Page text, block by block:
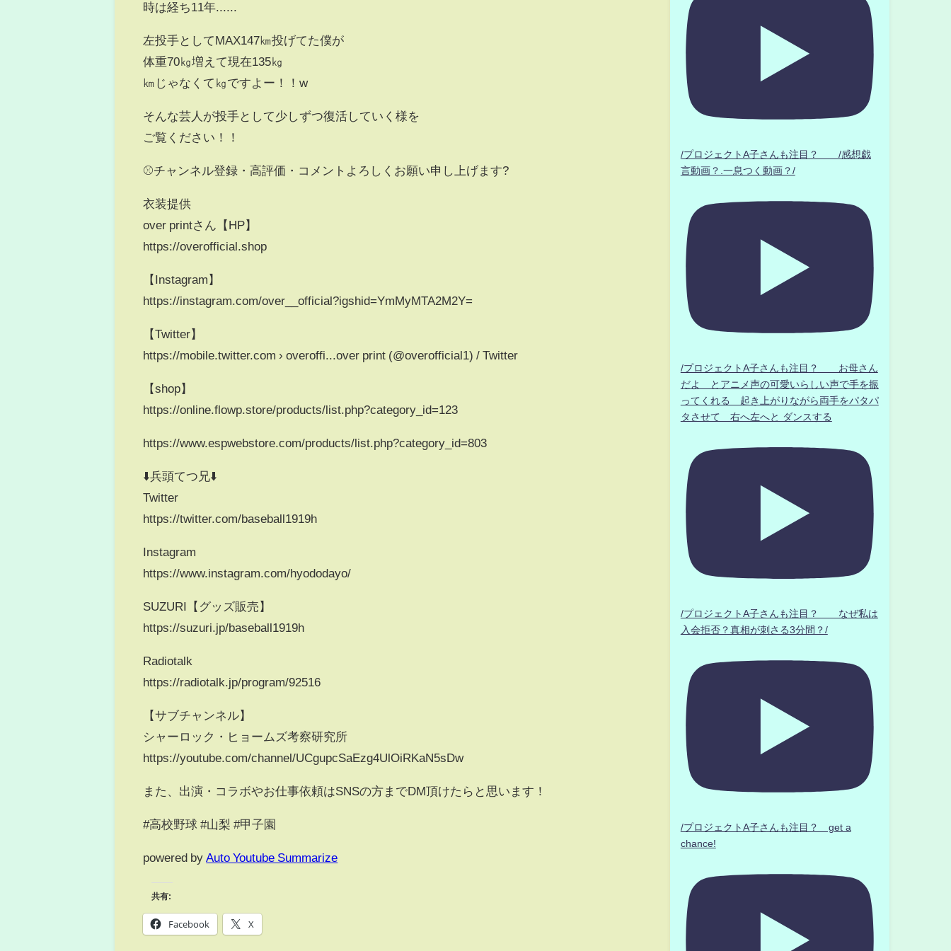
時は経ち11年......
左投手としてMAX147㎞投げてた僕が
体重70㎏増えて現在135㎏
㎞じゃなくて㎏ですよー！！w
そんな芸人が投手として少しずつ復活していく様を
ご覧ください！！
⚾️チャンネル登録・高評価・コメントよろしくお願い申し上げます?
衣装提供
over printさん【HP】
https://overofficial.shop
【Instagram】
https://instagram.com/over__official?igshid=YmMyMTA2M2Y=
【Twitter】
https://mobile.twitter.com › overoffi...over print (@overofficial1) / Twitter
【shop】
https://online.flowp.store/products/list.php?category_id=123
https://www.espwebstore.com/products/list.php?category_id=803
⬇️兵頭てつ兄⬇️
Twitter
https://twitter.com/baseball1919h
Instagram
https://www.instagram.com/hyododayo/
SUZURI【グッズ販売】
https://suzuri.jp/baseball1919h
Radiotalk
https://radiotalk.jp/program/92516
【サブチャンネル】
シャーロック・ヒョームズ考察研究所
https://youtube.com/channel/UCgupcSaEzg4UlOiRKaN5sDw
また、出演・コラボやお仕事依頼はSNSの方までDM頂けたらと思います！
#高校野球 #山梨 #甲子園
powered by Auto Youtube Summarize
共有:
Facebook X
/プロジェクトA子さんも注目？ /感想戯
言動画？.一息つく動画？/
/プロジェクトA子さんも注目？ お母さん
だよ とアニメ声の可愛いらしい声で手を振
ってくれる 起き上がりながら両手をパタパ
タさせて 右へ左へと ダンスする
/プロジェクトA子さんも注目？ なぜ私は
入会拒否？真相が刺さる3分間？/
/プロジェクトA子さんも注目？ get a
chance!